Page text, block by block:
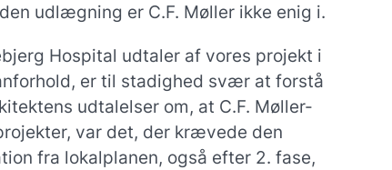
udlægning er C.F. Møller ikke enig i.
Hospital udtaler af vores projekt i
er til stadighed svær at forstå
udtalelser om, at C.F. Møller-
var det, der krævede den
fra lokalplanen, også efter 2. fase,